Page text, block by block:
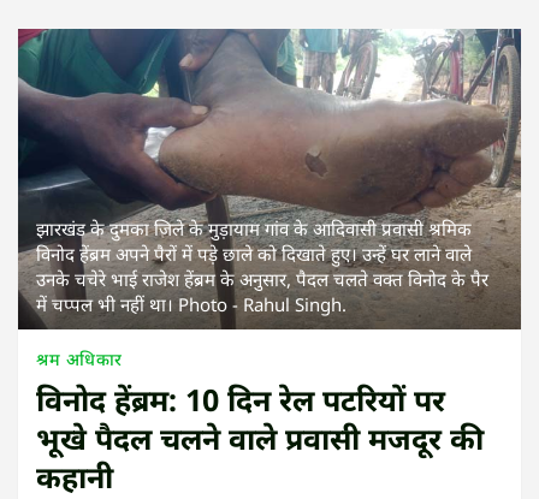
झारखंड के दुमका जिले के मुड़ायाम गांव के आदिवासी प्रवासी श्रमिक
विनोद हेंब्रम अपने पैरों में पड़े छाले को दिखाते हुए। उन्हें घर लाने वाले
उनके चचेरे भाई राजेश हेंब्रम के अनुसार, पैदल चलते वक्त विनोद के पैर
में चप्पल भी नहीं था। Photo - Rahul Singh.
श्रम अधिकार
विनोद हेंब्रम: 10 दिन रेल पटरियों पर
भूखे पैदल चलने वाले प्रवासी मजदूर की
कहानी